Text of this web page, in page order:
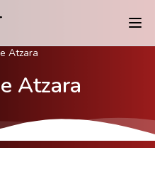
Atzara
Atzara